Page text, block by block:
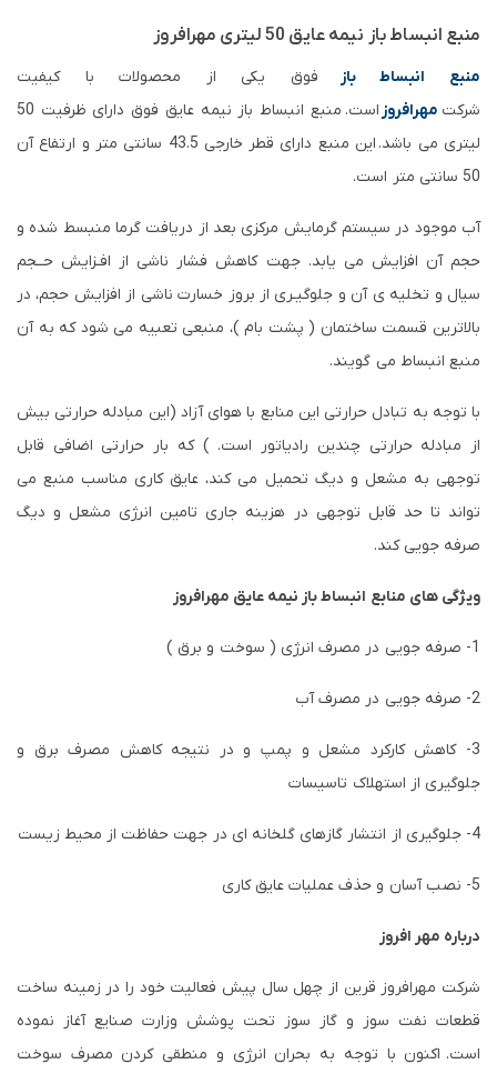
منبع انبساط باز نیمه عایق 50 لیتری مهرافروز
منبع انبساط باز
فوق یکی از محصولات با کیفیت
شرکت مهرافروز
است. منبع انبساط باز نیمه عایق فوق دارای ظرفیت 50
لیتری می باشد. این منبع دارای قطر خارجی 43.5 سانتی متر و ارتفاع آن
50 سانتی متر است.
آب موجود در سیستم گرمایش مرکزی بعد از دریافت گرما منبسط شده و
حجم آن افزایش می یابد. جهت کاهش فشار ناشی از افـزایش حــجم
سیال و تخلیه ی آن و جلوگیـری از بروز خسارت ناشی از افزایش حجم، در
بالاترین قسمت ساختمان ( پشت بام )، منبعی تعبیه می شود که به آن
منبع انبساط می گویند.
با توجه به تبادل حرارتی این منابع با هوای آزاد (این مبادله حرارتی بیش
از مبادله حرارتی چندین رادیاتور است. ) که بار حرارتی اضافی قابل
توجهی به مشعل و دیگ تحمیل می کند، عایق کاری مناسب منبع می
تواند تا حد قابل توجهی در هزینه جاری تامین انرژی مشعل و دیگ
صرفه جویی کند.
ویژگی های منابع انبساط باز نیمه عایق مهرافروز
1- صرفه جویی در مصرف انرژی ( سوخت و برق )
2- صرفه جویی در مصرف آب
3- کاهش کارکرد مشعل و پمپ و در نتیجه کاهش مصرف برق و
جلوگیری از استهلاک تاسیسات
4- جلوگیری از انتشار گازهای گلخانه ای در جهت حفاظت از محیط زیست
5- نصب آسان و حذف عملیات عایق کاری
درباره مهر افروز
شرکت مهرافروز قرین از چهل سال پیش فعالیت خود را در زمینه ساخت
قطعات نفت سوز و گاز سوز تحت پوشش وزارت صنایع آغاز نموده
است. اکنون با توجه به بحران انرژی و منطقی کردن مصرف سوخت